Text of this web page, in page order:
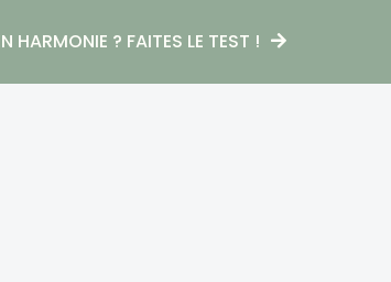
HARMONIE ? FAITES LE TEST !